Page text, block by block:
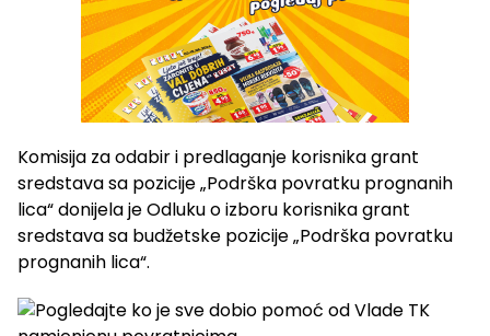
Komisija za odabir i predlaganje korisnika grant
sredstava sa pozicije „Podrška povratku prognanih
lica“ donijela je Odluku o izboru korisnika grant
sredstava sa budžetske pozicije „Podrška povratku
prognanih lica“.